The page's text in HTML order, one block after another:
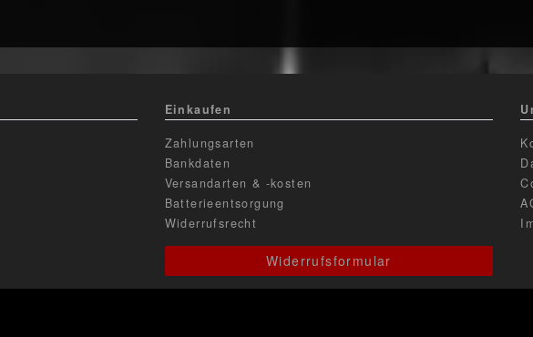
Einkaufen
Zahlungsarten
Bankdaten
Versandarten & -kosten
Batterieentsorgung
Widerrufsrecht
Widerrufsformular